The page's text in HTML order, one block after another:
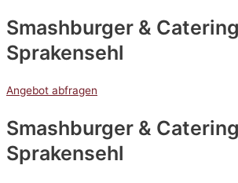
Smashburger & Catering
Sprakensehl
Angebot abfragen
Smashburger & Catering
Sprakensehl